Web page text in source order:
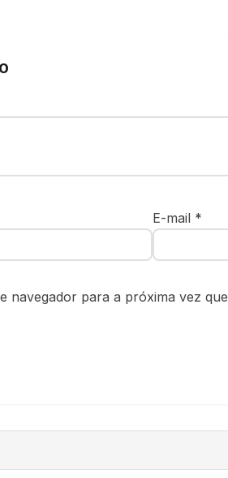
E-mail *
navegador para a próxima vez